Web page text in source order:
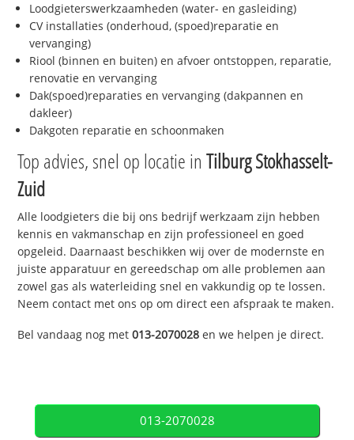
Loodgieterswerkzaamheden (water- en gasleiding)
CV installaties (onderhoud, (spoed)reparatie en
vervanging)
Riool (binnen en buiten) en afvoer ontstoppen, reparatie,
renovatie en vervanging
Dak(spoed)reparaties en vervanging (dakpannen en
dakleer)
Dakgoten reparatie en schoonmaken
Top advies, snel op locatie inTilburg Stokhasselt-
Zuid
Alle loodgieters die bij ons bedrijf werkzaam zijn hebben
kennis en vakmanschap en zijn professioneel en goed
opgeleid. Daarnaast beschikken wij over de modernste en
juiste apparatuur en gereedschap om alle problemen aan
zowel gas als waterleiding snel en vakkundig op te lossen.
Neem contact met ons op om direct een afspraak te maken.
Bel vandaag nog met013-2070028 en we helpen je direct.
013-2070028